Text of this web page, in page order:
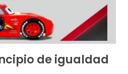
de igualdad